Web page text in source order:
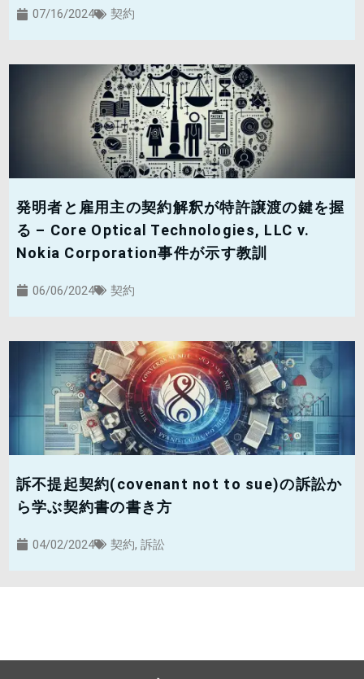
07/16/2024 契約
発明者と雇用主の契約解釈が特許譲渡の鍵を握
る – Core Optical Technologies, LLC v.
Nokia Corporation事件が示す教訓
06/06/2024 契約
訴不提起契約(covenant not to sue)の訴訟か
ら学ぶ契約書の書き方
04/02/2024 契約, 訴訟